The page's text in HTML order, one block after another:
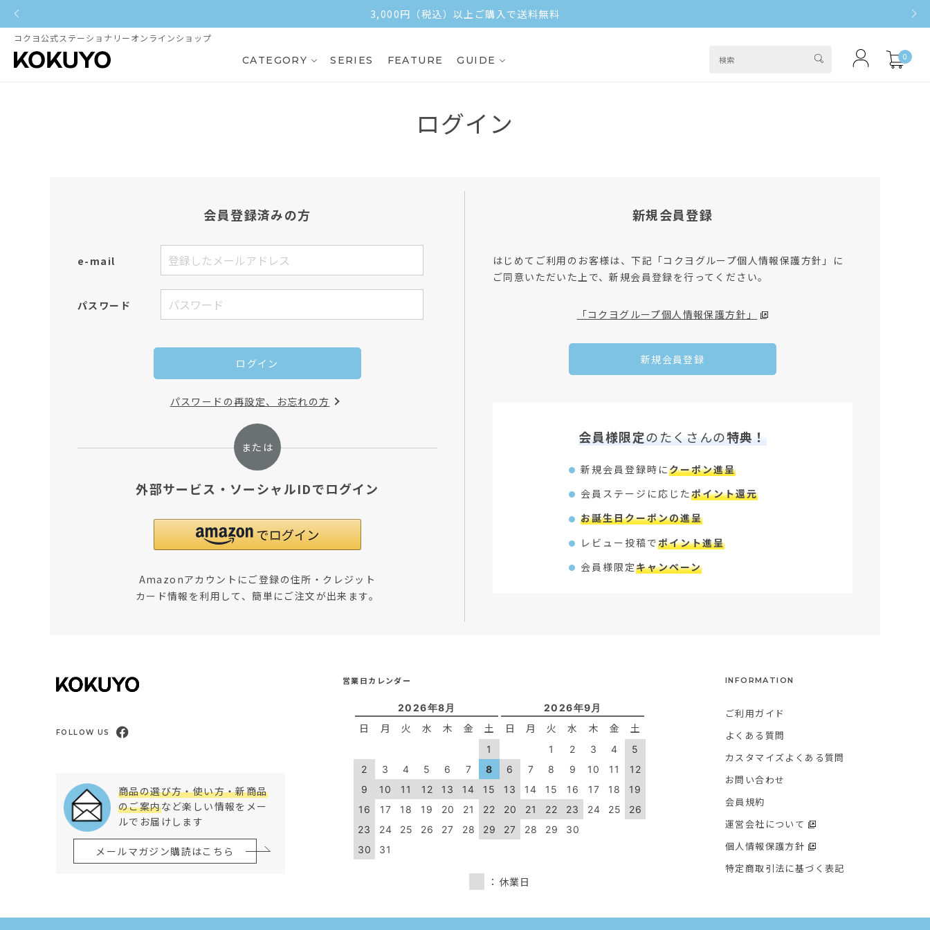
3,000円（税込）以上ご購入で送料無料
コクヨ公式ステーショナリーオンラインショップ
CATEGORY SERIES FEATURE GUIDE 0
ログイン
会員登録済みの方
e-mail
パスワード
ログイン
パスワードの再設定、お忘れの方
外部サービス・ソーシャルIDでログイン
Amazonアカウントにご登録の住所・クレジット
カード情報を利用して、簡単にご注文が出来ます。
新規会員登録
はじめてご利用のお客様は、下記「コクヨグループ個人情報保護方針」に
ご同意いただいた上で、新規会員登録を行ってください。
「コクヨグループ個人情報保護方針」
新規会員登録
会員様限定のたくさんの特典！
新規会員登録時にクーポン進呈
会員ステージに応じたポイント還元
お誕生日クーポンの進呈
レビュー投稿でポイント進呈
会員様限定キャンペーン
FOLLOW US
商品の選び方・使い方・新商品
のご案内など楽しい情報をメー
ルでお届けします
メールマガジン購読はこちら
営業日カレンダー
2026年8月
日 月 火 水 木 金 土
1
2
3 4 5 6 7
8
9
10 11 12 13 14
15
16
17 18 19 20 21
22
23
24 25 26 27 28
29
30
31
2026年9月
日 月 火 水 木 金 土
1 2 3 4
5
6
7 8 9 10 11
12
13
14 15 16 17 18
19
20
21 22 23 24 25
26
27
28 29 30
：休業日
INFORMATION
ご利用ガイド
よくある質問
カスタマイズよくある質問
お問い合わせ
会員規約
運営会社について
個人情報保護方針
特定商取引法に基づく表記